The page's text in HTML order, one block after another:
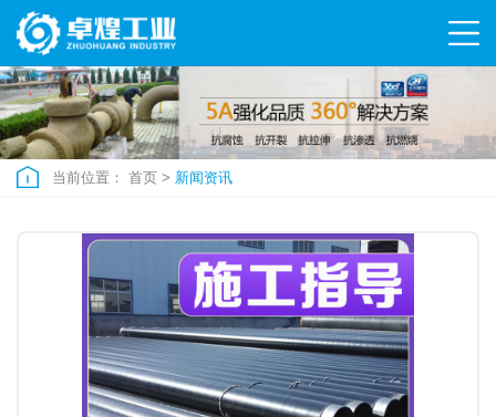
当前位置： 首页 > 新闻资讯